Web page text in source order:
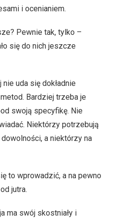
i ocenianiem.
Pewnie tak, tylko –
się do nich jeszcze
uda się dokładnie
Bardziej trzeba je
swoją specyfikę. Nie
Niektórzy potrzebują
a niektórzy na
to wprowadzić, a na pewno
jutra.
ma swój skostniały i